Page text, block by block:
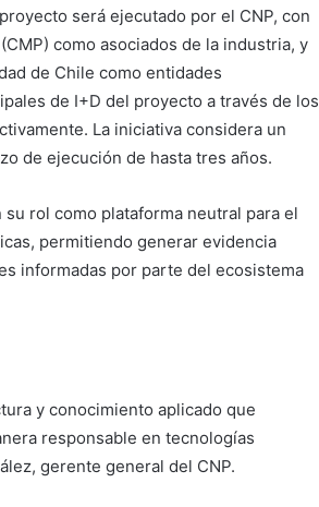
será ejecutado por el CNP, con
como asociados de la industria, y
de Chile como entidades
de I+D del proyecto a través de los
La iniciativa considera un
de ejecución de hasta tres años.
rol como plataforma neutral para el
permitiendo generar evidencia
informadas por parte del ecosistema
y conocimiento aplicado que
responsable en tecnologías
gerente general del CNP.